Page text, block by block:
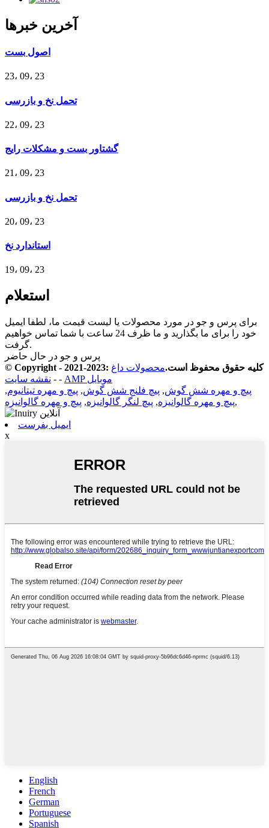
آخرین خبرها
اصول بست
23، 09، 23
تحمل نخ و بازرسی
22، 09، 23
گشتاور بست و مشکلات رایج
21، 09، 23
تحمل نخ و بازرسی
20، 09، 23
استاندارد نخ
19، 09، 23
استعلام
برای پرس و جو در مورد محصولات یا لیست قیمت ما، لطفا ایمیل
خود را برای ما بگذارید و ما ظرف 24 ساعت با شما تماس خواهیم
گرفت.
پرس و جو در حال حاضر
© Copyright - 2021-2023: کلیه حقوق محفوظ است. محصولات داغ
- نقشه سایت -
AMP موبایل
پیچ و مهره شش گوش, پیچ فلنج شش گوش, پیچ و مهره تیتانیوم,
پیچ و مهره گالوانیزه, پیچ لنگر گالوانیزه, پیچ و مهره گالوانیزه ,
ایمیل بفرست
x
English
French
German
Portuguese
Spanish